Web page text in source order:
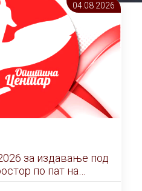
04.08 2026
за издавање под
по пат на
НАДДАВАЊЕ